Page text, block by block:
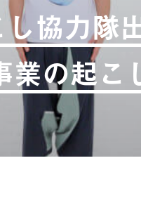
し協力隊
業の起こ